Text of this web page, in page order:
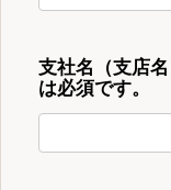
支社名（支店
は必須です。